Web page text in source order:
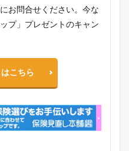
お問合せください。今な
プ」プレゼントのキャン
こちら